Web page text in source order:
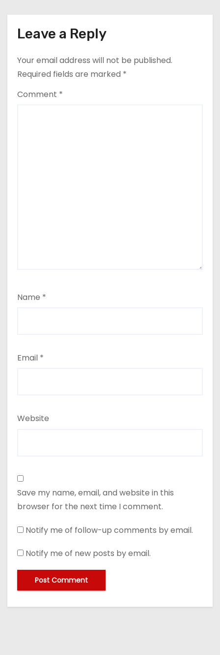
Leave a Reply
Your email address will not be published.
Required fields are marked *
Comment *
Name *
Email *
Website
Save my name, email, and website in this
browser for the next time I comment.
Notify me of follow-up comments by email.
Notify me of new posts by email.